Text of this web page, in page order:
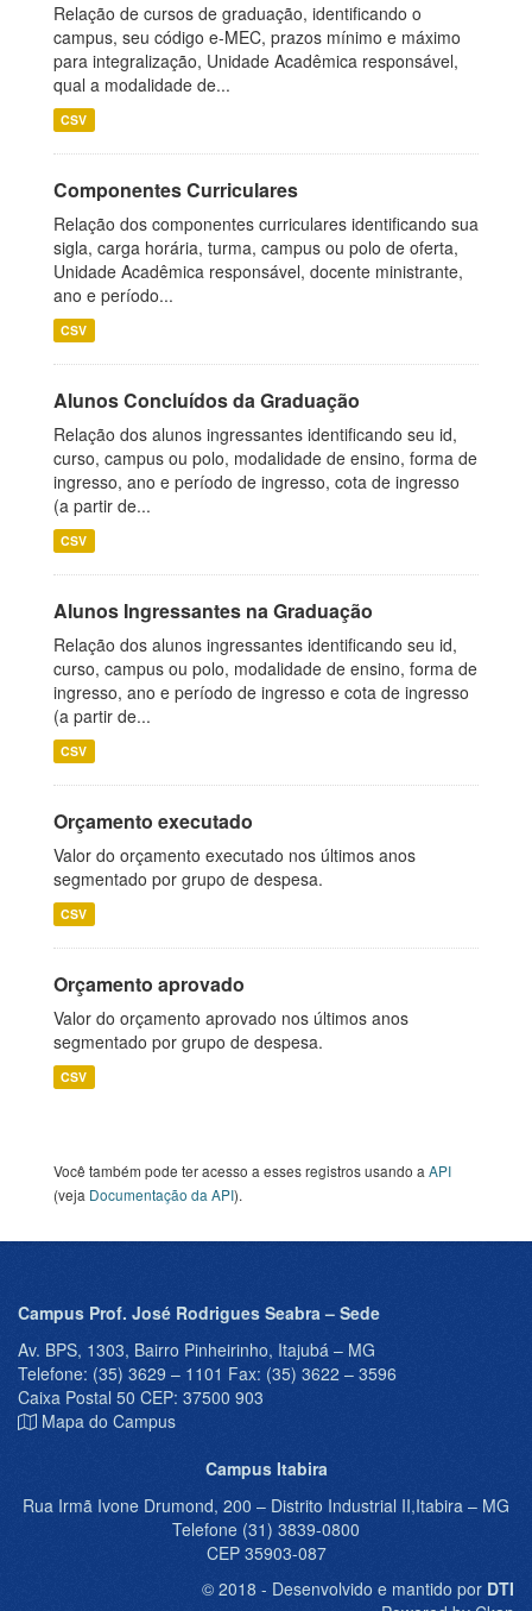
Relação de cursos de graduação, identificando o
campus, seu código e-MEC, prazos mínimo e máximo
para integralização, Unidade Acadêmica responsável,
qual a modalidade de...
CSV
Componentes Curriculares
Relação dos componentes curriculares identificando sua
sigla, carga horária, turma, campus ou polo de oferta,
Unidade Acadêmica responsável, docente ministrante,
ano e período...
CSV
Alunos Concluídos da Graduação
Relação dos alunos ingressantes identificando seu id,
curso, campus ou polo, modalidade de ensino, forma de
ingresso, ano e período de ingresso, cota de ingresso
(a partir de...
CSV
Alunos Ingressantes na Graduação
Relação dos alunos ingressantes identificando seu id,
curso, campus ou polo, modalidade de ensino, forma de
ingresso, ano e período de ingresso e cota de ingresso
(a partir de...
CSV
Orçamento executado
Valor do orçamento executado nos últimos anos
segmentado por grupo de despesa.
CSV
Orçamento aprovado
Valor do orçamento aprovado nos últimos anos
segmentado por grupo de despesa.
CSV
Você também pode ter acesso a esses registros usando a API
(veja Documentação da API).
Campus Prof. José Rodrigues Seabra – Sede
Av. BPS, 1303, Bairro Pinheirinho, Itajubá – MG
Telefone: (35) 3629 – 1101 Fax: (35) 3622 – 3596
Caixa Postal 50 CEP: 37500 903
Mapa do Campus
Campus Itabira
Rua Irmã Ivone Drumond, 200 – Distrito Industrial II,Itabira – MG
Telefone (31) 3839-0800
CEP 35903-087
© 2018 - Desenvolvido e mantido por DTI